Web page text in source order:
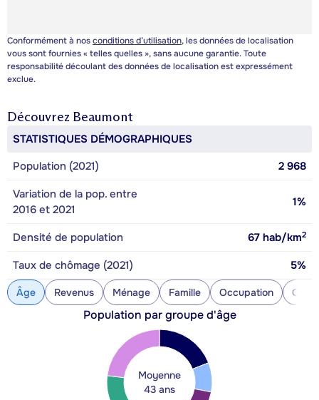
Conformément à nosconditions d’utilisation, les données de localisation
vous sont fournies « telles quelles », sans aucune garantie. Toute
responsabilité découlant des données de localisation est expressément
exclue.
Découvrez Beaumont
STATISTIQUES DÉMOGRAPHIQUES
Population (2021)
2 968
Variation de la pop. entre
2016 et 2021
1%
Densité de population 67 hab/km2
Taux de chômage (2021) 5%
Âge Revenus Ménage Famille Occupation
Population par groupe d'âge
Moyenne
43 ans